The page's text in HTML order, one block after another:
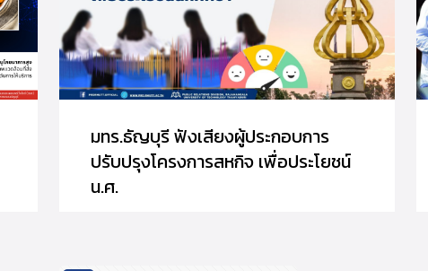
มทร.ธัญบุรี ฟังเสียงผู้ประกอบการ
ปรับปรุงโครงการสหกิจ เพื่อประโยชน์
น.ศ.